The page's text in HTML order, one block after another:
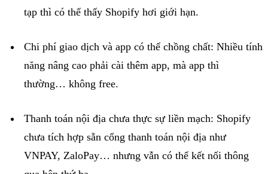
tạp thì có thể thấy Shopifyhơi giới hạn.
Chi phí giao dịch và appcó thể chồng chất: Nhiều tính
năng nâng cao phải cài thêm app, mà appthì
thường… không free.
Thanh toán nội địa chưa thực sự liền mạch: Shopify
chưa tích hợp sẵn cổng thanh toán nội địa như
VNPAY, ZaloPay… nhưng vẫn có thể kết nối thông